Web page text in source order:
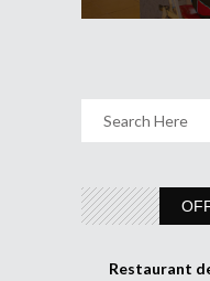
Restaurant